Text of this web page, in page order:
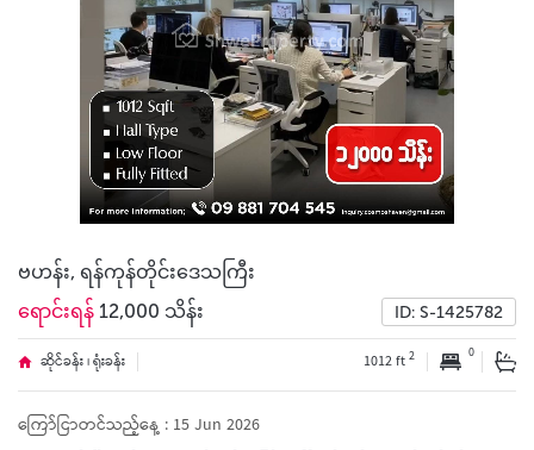
ဗဟန်း, ရန်ကုန်တိုင်းဒေသကြီး
ရောင်းရန် 12,000 သိန်း ID: S-1425782
ဆိုင်ခန်း ၊ ရုံးခန်း 1012 ft 2 0
ကြော်ငြာတင်သည့်နေ့ : 15 Jun 2026